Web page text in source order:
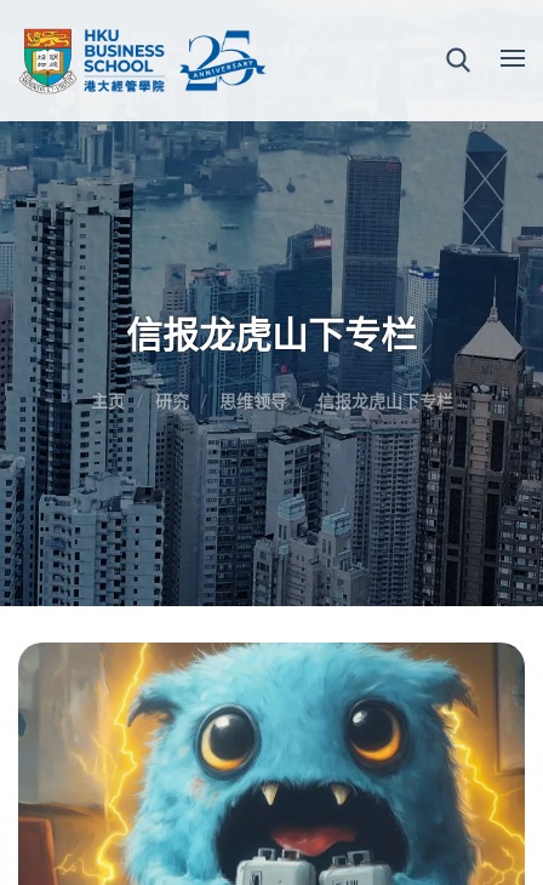
信报龙虎山下专栏
主页 研究 思维领导 信报龙虎山下专栏